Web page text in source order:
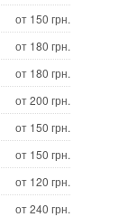
от 150 грн.
от 180 грн.
от 180 грн.
от 200 грн.
от 150 грн.
от 150 грн.
от 120 грн.
от 240 грн.